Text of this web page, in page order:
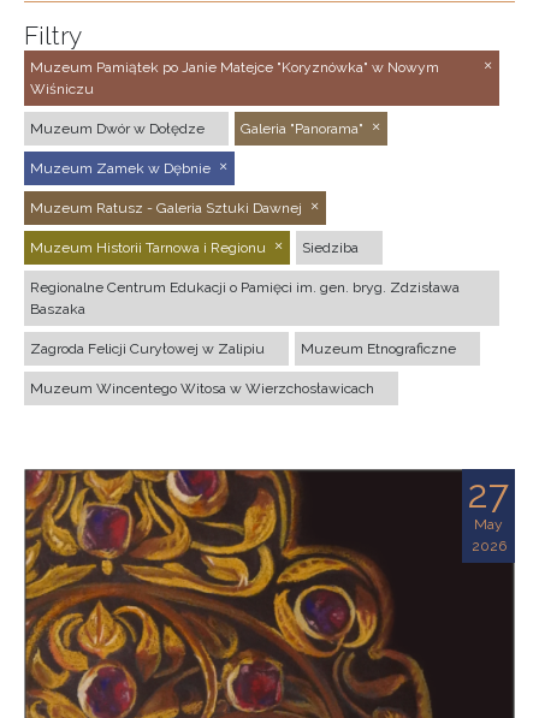
Filtry
Muzeum Pamiątek po Janie Matejce "Koryznówka" w Nowym
Wiśniczu
Muzeum Dwór w Dołędze Galeria "Panorama"
Muzeum Zamek w Dębnie
Muzeum Ratusz - Galeria Sztuki Dawnej
Muzeum Historii Tarnowa i Regionu Siedziba
Regionalne Centrum Edukacji o Pamięci im. gen. bryg. Zdzisława
Baszaka
Zagroda Felicji Curyłowej w Zalipiu Muzeum Etnograficzne
Muzeum Wincentego Witosa w Wierzchosławicach
27
May
2026